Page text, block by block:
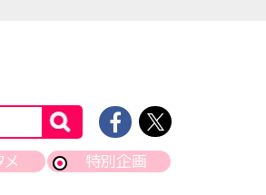
メ 特別企画